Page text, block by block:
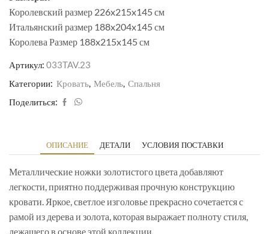
Королевский размер 226x215x145 см
Итальянский размер 188x204x145 см
Королева Размер 188x215x145 см
Артикул: 033TAV.23
Категории: Кровать, Мебель, Спальня
Поделиться:
ОПИСАНИЕ ДЕТАЛИ УСЛОВИЯ ПОСТАВКИ
Металлические ножки золотистого цвета добавляют
легкости, приятно поддерживая прочную конструкцию
кровати. Яркое, светлое изголовье прекрасно сочетается с
рамой из дерева и золота, которая выражает полноту стиля,
лежащего в основе этой коллекции.